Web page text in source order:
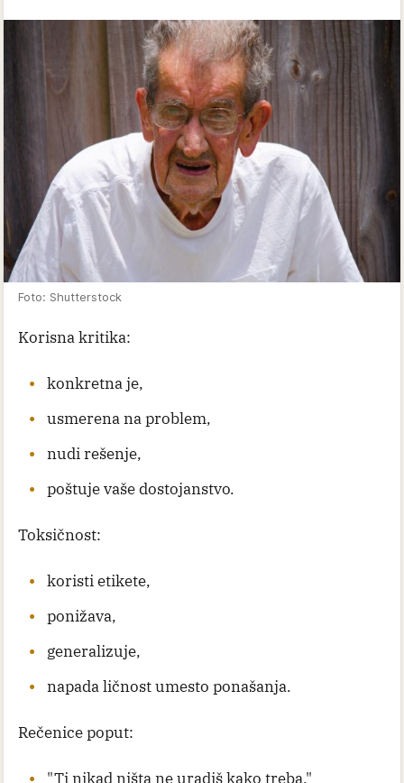
Foto: Shutterstock
Korisna kritika:
konkretna je,
usmerena na problem,
nudi rešenje,
poštuje vaše dostojanstvo.
Toksičnost:
koristi etikete,
ponižava,
generalizuje,
napada ličnost umesto ponašanja.
Rečenice poput:
"Ti nikad ništa ne uradiš kako treba."